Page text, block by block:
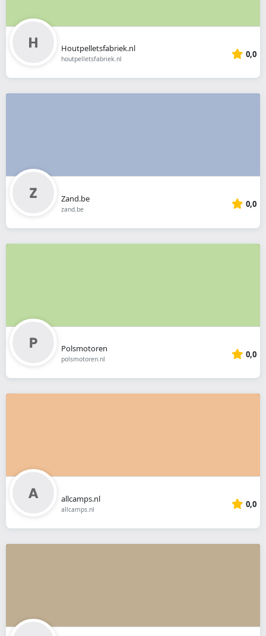
Houtpelletsfabriek.nl
houtpelletsfabriek.nl 0,0
Zand.be
zand.be 0,0
Polsmotoren
polsmotoren.nl 0,0
allcamps.nl
allcamps.nl 0,0